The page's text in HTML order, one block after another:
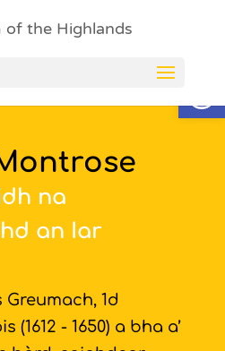
na
an Iar
Greumach, 1d
- 1650) a bha a’